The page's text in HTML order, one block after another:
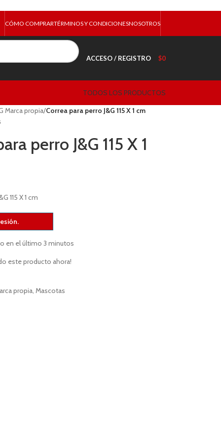
CÓMO COMPRARTÉRMINOS Y CONDICIONESNOSOTROS
ACCESO / REGISTRO $0
TODOS LOS PRODUCTOS
Marca propia/Correa para perro J&G 115 X 1 cm
perro J&G 115 X 1
115 X 1 cm
en el último 3 minutos
este producto ahora!
propia, Mascotas